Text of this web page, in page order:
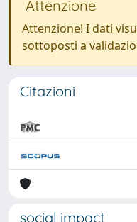
Attenzione
Attenzione! I dati
sottoposti a
Citazioni
social impact